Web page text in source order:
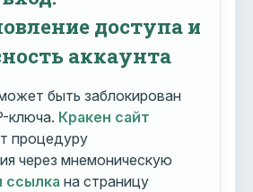
доступа и
аккаунта
быть заблокирован
ключа. Кракен сайт
процедуру
через мнемоническую
ссылка на страницу